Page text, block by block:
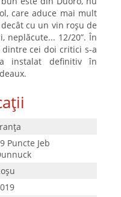
care aduce mai mult
cu un vin roșu de
neplăcute... 12/20”. În
cei doi critici s-a
instalat definitiv în
Puncte Jeb